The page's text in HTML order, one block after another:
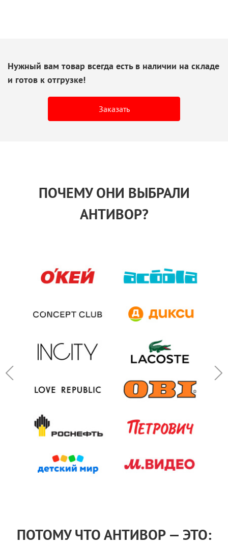
Нужный вам товар всегда есть в наличии на складе
и готов к отгрузке!
Заказать
ПОЧЕМУ ОНИ ВЫБРАЛИ
АНТИВОР?
ПОТОМУ ЧТО АНТИВОР — ЭТО: